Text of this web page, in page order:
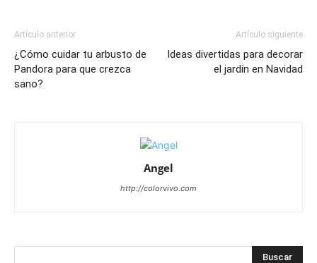
Artículo anterior
¿Cómo cuidar tu arbusto de
Pandora para que crezca
sano?
Artículo siguiente
Ideas divertidas para decorar
el jardín en Navidad
Angel
http://colorvivo.com